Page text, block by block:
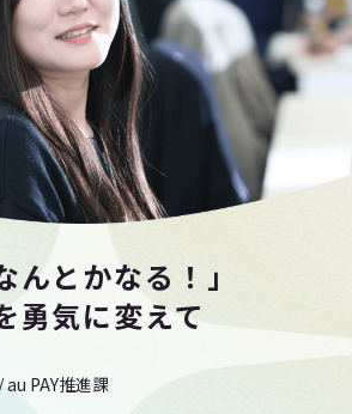
んとかなる！」
勇気に変えて
au PAY推進課